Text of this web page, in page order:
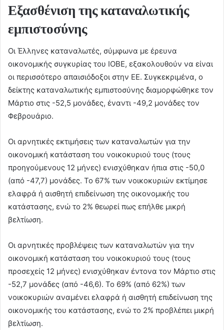
Εξασθένιση της καταναλωτικής
εμπιστοσύνης
Οι Έλληνες καταναλωτές, σύμφωνα με έρευνα
οικονομικής συγκυρίας του ΙΟΒΕ, εξακολουθούν να είναι
οι περισσότερο απαισιόδοξοι στην ΕΕ. Συγκεκριμένα, ο
δείκτης καταναλωτικής εμπιστοσύνης διαμορφώθηκε τον
Μάρτιο στις -52,5 μονάδες, έναντι -49,2 μονάδες τον
Φεβρουάριο.
Οι αρνητικές εκτιμήσεις των καταναλωτών για την
οικονομική κατάσταση του νοικοκυριού τους (τους
προηγούμενους 12 μήνες) ενισχύθηκαν ήπια στις -50,0
(από -47,7) μονάδες. Το 67% των νοικοκυριών εκτίμησε
ελαφρά ή αισθητή επιδείνωση της οικονομικής του
κατάστασης, ενώ το 2% θεωρεί πως επήλθε μικρή
βελτίωση.
Οι αρνητικές προβλέψεις των καταναλωτών για την
οικονομική κατάσταση του νοικοκυριού τους (τους
προσεχείς 12 μήνες) ενισχύθηκαν έντονα τον Μάρτιο στις
-52,7 μονάδες (από -46,6). Το 69% (από 62%) των
νοικοκυριών αναμένει ελαφρά ή αισθητή επιδείνωση της
οικονομικής του κατάστασης, ενώ το 2% προβλέπει μικρή
βελτίωση.